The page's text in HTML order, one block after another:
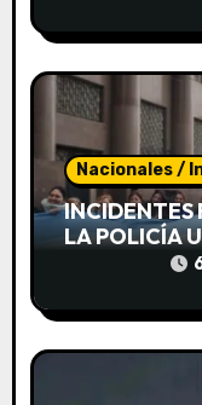
n
r
a
d
a
s
Nacionales /
INCIDENTES
LA POLICÍA
HIDRANTES